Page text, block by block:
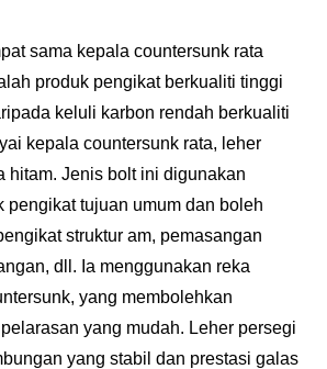
sama kepala countersunk rata
produk pengikat berkualiti tinggi
keluli karbon rendah berkualiti
kepala countersunk rata, leher
hitam. Jenis bolt ini digunakan
pengikat tujuan umum dan boleh
struktur am, pemasangan
dll. Ia menggunakan reka
yang membolehkan
yang mudah. Leher persegi
yang stabil dan prestasi galas